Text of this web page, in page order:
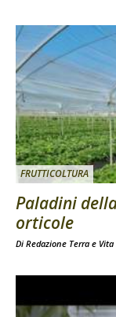
FRUTTICOLTURA
Paladini
orticole
Di Redazione Terra e Vita